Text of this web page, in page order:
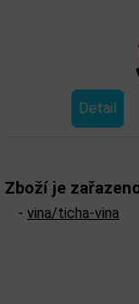
173,00
Není
Zboží je
- vina/ticha-vina